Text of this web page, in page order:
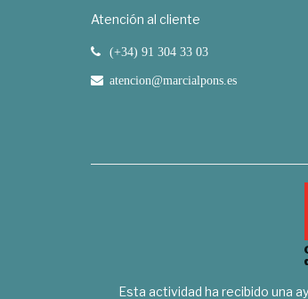
Atención al cliente
(+34) 91 304 33 03
atencion@marcialpons.es
Esta actividad ha recibido una